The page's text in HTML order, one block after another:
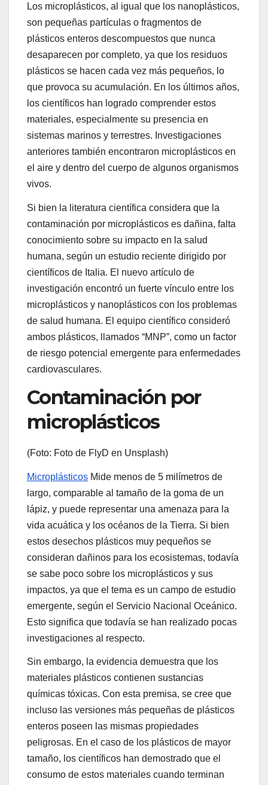
Los microplásticos, al igual que los nanoplásticos,
son pequeñas partículas o fragmentos de
plásticos enteros descompuestos que nunca
desaparecen por completo, ya que los residuos
plásticos se hacen cada vez más pequeños, lo
que provoca su acumulación. En los últimos años,
los científicos han logrado comprender estos
materiales, especialmente su presencia en
sistemas marinos y terrestres. Investigaciones
anteriores también encontraron microplásticos en
el aire y dentro del cuerpo de algunos organismos
vivos.
Si bien la literatura científica considera que la
contaminación por microplásticos es dañina, falta
conocimiento sobre su impacto en la salud
humana, según un estudio reciente dirigido por
científicos de Italia. El nuevo artículo de
investigación encontró un fuerte vínculo entre los
microplásticos y nanoplásticos con los problemas
de salud humana. El equipo científico consideró
ambos plásticos, llamados “MNP”, como un factor
de riesgo potencial emergente para enfermedades
cardiovasculares.
Contaminación por
microplásticos
(Foto: Foto de FlyD en Unsplash)
Microplásticos Mide menos de 5 milímetros de
largo, comparable al tamaño de la goma de un
lápiz, y puede representar una amenaza para la
vida acuática y los océanos de la Tierra. Si bien
estos desechos plásticos muy pequeños se
consideran dañinos para los ecosistemas, todavía
se sabe poco sobre los microplásticos y sus
impactos, ya que el tema es un campo de estudio
emergente, según el Servicio Nacional Oceánico.
Esto significa que todavía se han realizado pocas
investigaciones al respecto.
Sin embargo, la evidencia demuestra que los
materiales plásticos contienen sustancias
químicas tóxicas. Con esta premisa, se cree que
incluso las versiones más pequeñas de plásticos
enteros poseen las mismas propiedades
peligrosas. En el caso de los plásticos de mayor
tamaño, los científicos han demostrado que el
consumo de estos materiales cuando terminan